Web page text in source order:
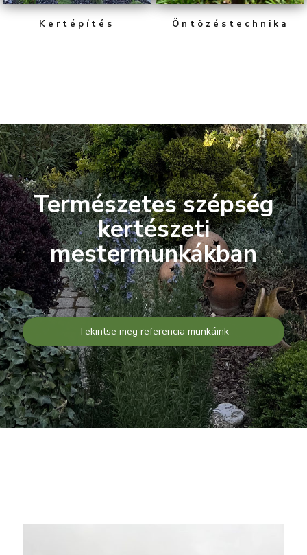
Kertépítés Öntözéstechnika
Természetes szépség
kertészeti
mestermunkákban
Tekintse meg referencia munkáink